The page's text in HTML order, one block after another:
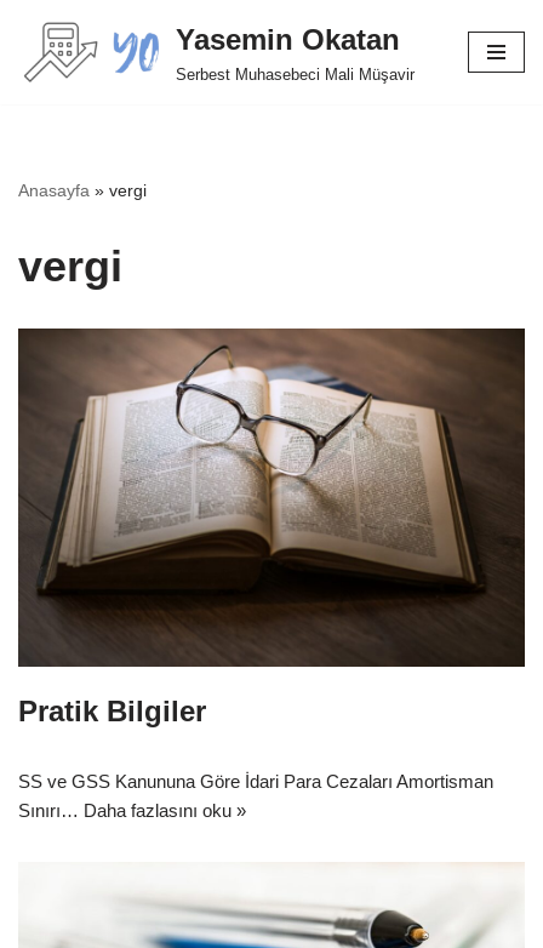
İçeriğe
Yasemin Okatan
Serbest Muhasebeci Mali Müşavir
Anasayfa » vergi
vergi
Pratik Bilgiler
SS ve GSS Kanununa Göre İdari Para Cezaları Amortisman
Sınırı… Daha fazlasını oku »